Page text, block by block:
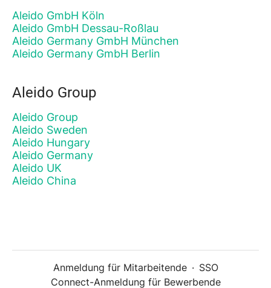
Aleido GmbH Köln
Aleido GmbH Dessau-Roßlau
Aleido Germany GmbH München
Aleido Germany GmbH Berlin
Aleido Group
Aleido Group
Aleido Sweden
Aleido Hungary
Aleido Germany
Aleido UK
Aleido China
Anmeldung für Mitarbeitende · SSO
Connect-Anmeldung für Bewerbende